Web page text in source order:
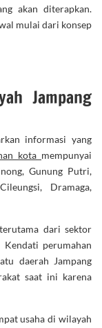
akan diterapkan.
mulai dari konsep
Jampang
informasi yang
kota mempunyai
Gunung Putri,
Dramaga,
dari sektor
Kendati perumahan
daerah Jampang
saat ini karena
usaha di wilayah